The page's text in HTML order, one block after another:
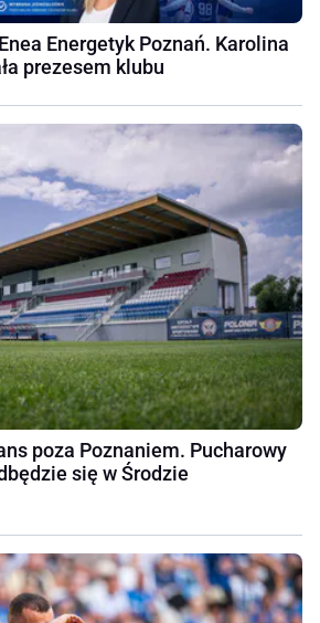
Energetyk Poznań. Karolina
prezesem klubu
poza Poznaniem. Pucharowy
się w Środzie